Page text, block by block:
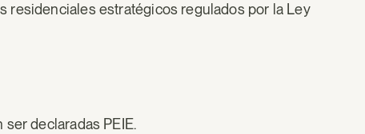
residenciales estratégicos regulados por la Ley
declaradas PEIE.